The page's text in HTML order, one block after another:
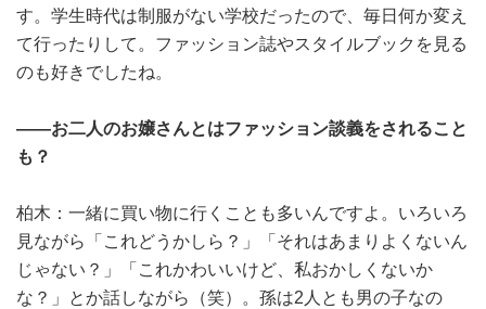
す。学生時代は制服がない学校だったので、毎日何か変え
て行ったりして。ファッション誌やスタイルブックを見る
のも好きでしたね。
――お二人のお嬢さんとはファッション談義をされること
も？
柏木：一緒に買い物に行くことも多いんですよ。いろいろ
見ながら「これどうかしら？」「それはあまりよくないん
じゃない？」「これかわいいけど、私おかしくないか
な？」とか話しながら（笑）。孫は2人とも男の子なの